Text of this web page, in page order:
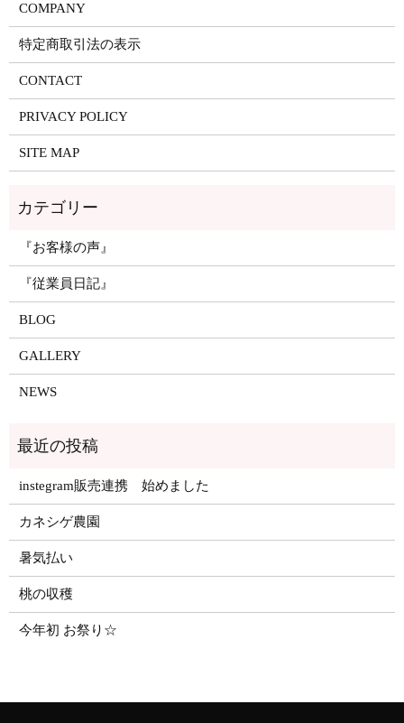
COMPANY
特定商取引法の表示
CONTACT
PRIVACY POLICY
SITE MAP
『お客様の声』
『従業員日記』
BLOG
GALLERY
NEWS
instegram販売連携 始めました
カネシゲ農園
暑気払い
桃の収穫
今年初 お祭り☆